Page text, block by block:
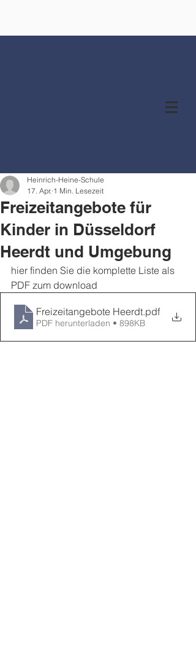
Freizeitangebote für
Kinder in Düsseldorf
Heerdt und Umgebung
Heinrich-Heine-Schule
17. Apr. 1 Min. Lesezeit
hier finden Sie die komplette Liste als
PDF zum download
Freizeitangebote Heerdt.pdf
PDF herunterladen • 898KB